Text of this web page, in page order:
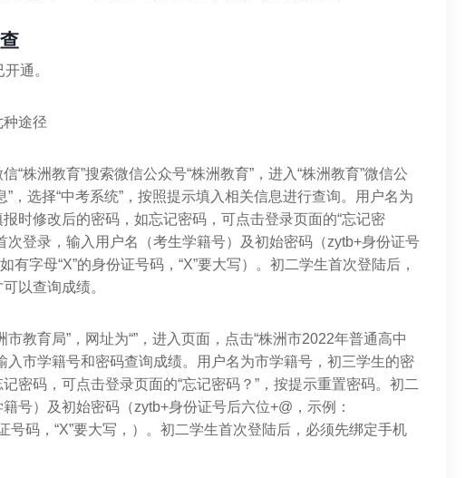
通。
途径
“株洲教育”搜索微信公众号“株洲教育”，进入“株洲教育”微信公
，选择“中考系统”，按照提示填入相关信息进行查询。用户名为
时修改后的密码，如忘记密码，可点击登录页面的“忘记密
次登录，输入用户名（考生学籍号）及初始密码（zytb+身份证号
有字母“X”的身份证号码，“X”要大写）。初二学生首次登陆后，
以查询成绩。
教育局”，网址为“”，进入页面，点击“株洲市2022年普通高中
入市学籍号和密码查询成绩。用户名为市学籍号，初三学生的密
密码，可点击登录页面的“忘记密码？”，按提示重置密码。初二
号）及初始密码（zytb+身份证号后六位+@，示例：
号码，“X”要大写，）。初二学生首次登陆后，必须先绑定手机